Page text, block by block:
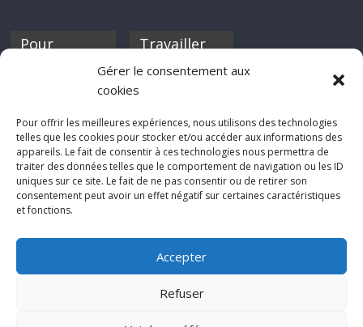
Gérer le consentement aux
cookies
Pour offrir les meilleures expériences, nous utilisons des technologies
telles que les cookies pour stocker et/ou accéder aux informations des
appareils. Le fait de consentir à ces technologies nous permettra de
traiter des données telles que le comportement de navigation ou les ID
uniques sur ce site. Le fait de ne pas consentir ou de retirer son
consentement peut avoir un effet négatif sur certaines caractéristiques
et fonctions.
Accepter
Refuser
Pour
discothèque
Travailler
Si tu souhaites
Rocknfool, n'hésite
pas à nous envoyer
tes chroniques de
concerts, de films,
séries ou des billets
d'humeur :
net